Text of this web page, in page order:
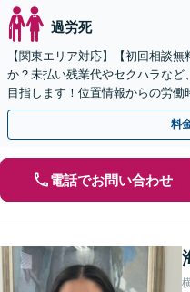
過労死
【関東エリア対応】【初回相談
か？未払い残業代やセクハラな
目指します！位置情報からの労
査もお任せください。【夜間や休
料
電話でお問い合わせ